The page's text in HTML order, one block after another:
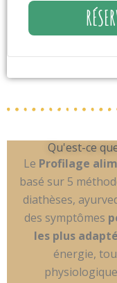
Qu'est-ce
Le Profilage
basé sur 5
diathèses,
des symptômes
les plus
énergie,